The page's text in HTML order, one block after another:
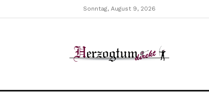
Sonntag, August 9, 2026